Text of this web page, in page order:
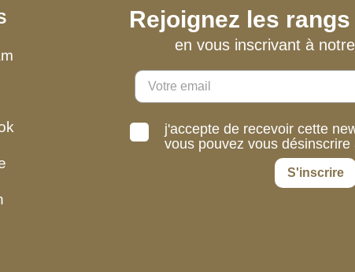
Rejoignez les
en vous inscrivant à
j'accepte de recevoir cette
vous pouvez vous désinscrire
S'inscrire